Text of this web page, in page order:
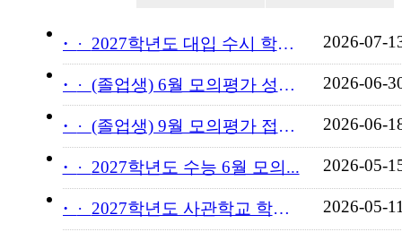
· 2027학년도 대입 수시 학교... 2026-07-
· (졸업생) 6월 모의평가 성적... 2026-06-
· (졸업생) 9월 모의평가 접수... 2026-06-
· 2027학년도 수능 6월 모의... 2026-05-
· 2027학년도 사관학교 학교장... 2026-05-